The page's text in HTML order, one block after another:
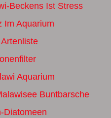
Beckens Ist Stress
Im Aquarium
Aquarium
Buntbarsche
Diatomeen